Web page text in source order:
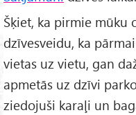
Šķiet, ka pirmie mūku
dzīvesveidu, ka
vietas uz vietu, gan
apmetās uz dzīvi
ziedojuši karaļi un